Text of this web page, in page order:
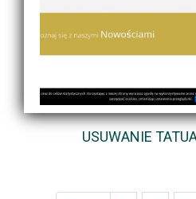
USUWANIE